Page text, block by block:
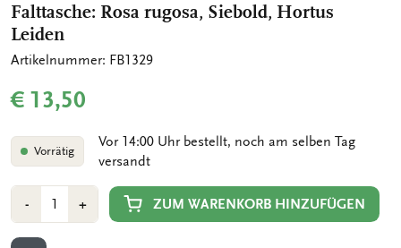
Falttasche: Rosa rugosa, Siebold, Hortus
Leiden
Artikelnummer: FB1329
€ 13,50
Vorrätig
Vor 14:00 Uhr bestellt, noch am selben Tag
versandt
-Min
1
Anzahl
+Plus
1
ZUM WARENKORB HINZUFÜGEN